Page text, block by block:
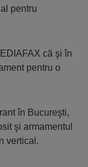
pentru
că şi în
pentru o
în Bucureşti,
şi armamentul
vertical.